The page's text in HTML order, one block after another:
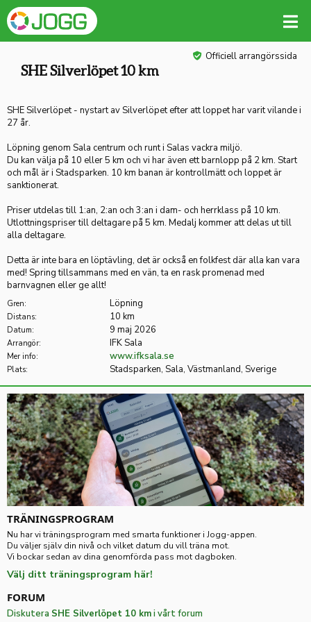
Officiell arrangörssida
SHE Silverlöpet 10 km
SHE Silverlöpet - nystart av Silverlöpet efter att loppet har varit vilande i
27 år.
Löpning genom Sala centrum och runt i Salas vackra miljö.
Du kan välja på 10 eller 5 km och vi har även ett barnlopp på 2 km. Start
och mål är i Stadsparken. 10 km banan är kontrollmätt och loppet är
sanktionerat.
Priser utdelas till 1:an, 2:an och 3:an i dam- och herrklass på 10 km.
Utlottningspriser till deltagare på 5 km. Medalj kommer att delas ut till
alla deltagare.
Detta är inte bara en löptävling, det är också en folkfest där alla kan vara
med! Spring tillsammans med en vän, ta en rask promenad med
barnvagnen eller ge allt!
Gren: Löpning
Distans: 10 km
Datum: 9 maj 2026
Arrangör: IFK Sala
Mer info: www.ifksala.se
Plats: Stadsparken, Sala, Västmanland, Sverige
TRÄNINGSPROGRAM
Nu har vi träningsprogram med smarta funktioner i Jogg-appen.
Du väljer själv din nivå och vilket datum du vill träna mot.
Vi bockar sedan av dina genomförda pass mot dagboken.
Välj ditt träningsprogram här!
FORUM
Diskutera SHE Silverlöpet 10 kmi vårt forum